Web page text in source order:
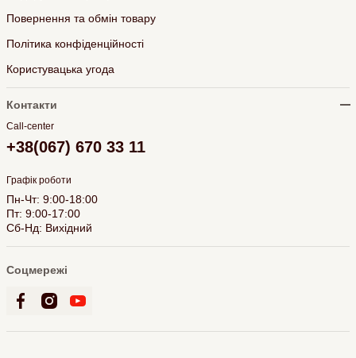
Повернення та обмін товару
Політика конфіденційності
Користувацька угода
Контакти
Call-center
+38(067) 670 33 11
Графік роботи
Пн-Чт: 9:00-18:00
Пт: 9:00-17:00
Сб-Нд: Вихідний
Соцмережі